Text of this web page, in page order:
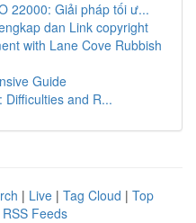
22000: Giải pháp tối ư...
dan Link copyright
with Lane Cove Rubbish
Guide
Difficulties and R...
| Live | Tag Cloud | Top
Feeds